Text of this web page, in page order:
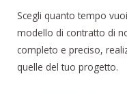
Scegli quanto tempo
modello di contratto di
completo e preciso,
quelle del tuo progetto.